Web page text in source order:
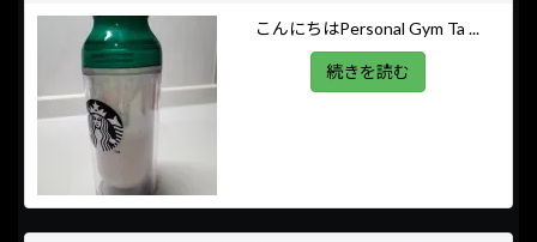
こんにちはPersonal Gym Ta ...
続きを読む